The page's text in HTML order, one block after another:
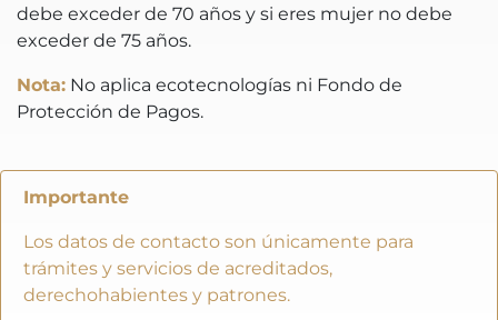
debe exceder de 70 años y si eres mujer no debe
exceder de 75 años.
Nota: No aplica ecotecnologías ni Fondo de
Protección de Pagos.
Importante
Los datos de contacto son únicamente para
trámites y servicios de acreditados,
derechohabientes y patrones.